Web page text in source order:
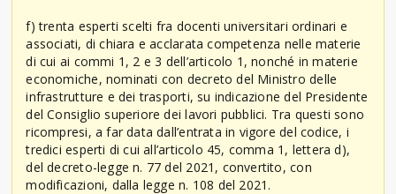
f) trenta esperti scelti fra docenti universitari ordinari e
associati, di chiara e acclarata competenza nelle materie
di cui ai commi 1, 2 e 3 dell’articolo 1, nonché in materie
economiche, nominati con decreto del Ministro delle
infrastrutture e dei trasporti, su indicazione del Presidente
del Consiglio superiore dei lavori pubblici. Tra questi sono
ricompresi, a far data dall’entrata in vigore del codice, i
tredici esperti di cui all’articolo 45, comma 1, lettera d),
del decreto-legge n. 77 del 2021, convertito, con
modificazioni, dalla legge n. 108 del 2021.